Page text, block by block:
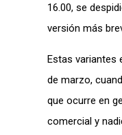
16.00, se
versión más
Estas variantes
de marzo,
que ocurre en
comercial y